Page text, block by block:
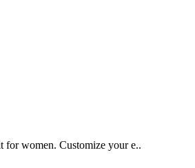
for women. Customize your e..